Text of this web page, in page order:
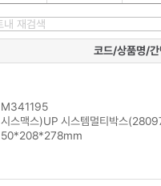
코드/상품명/간
M341195
시스맥스)UP 시스템멀티박스
50*208*278mm